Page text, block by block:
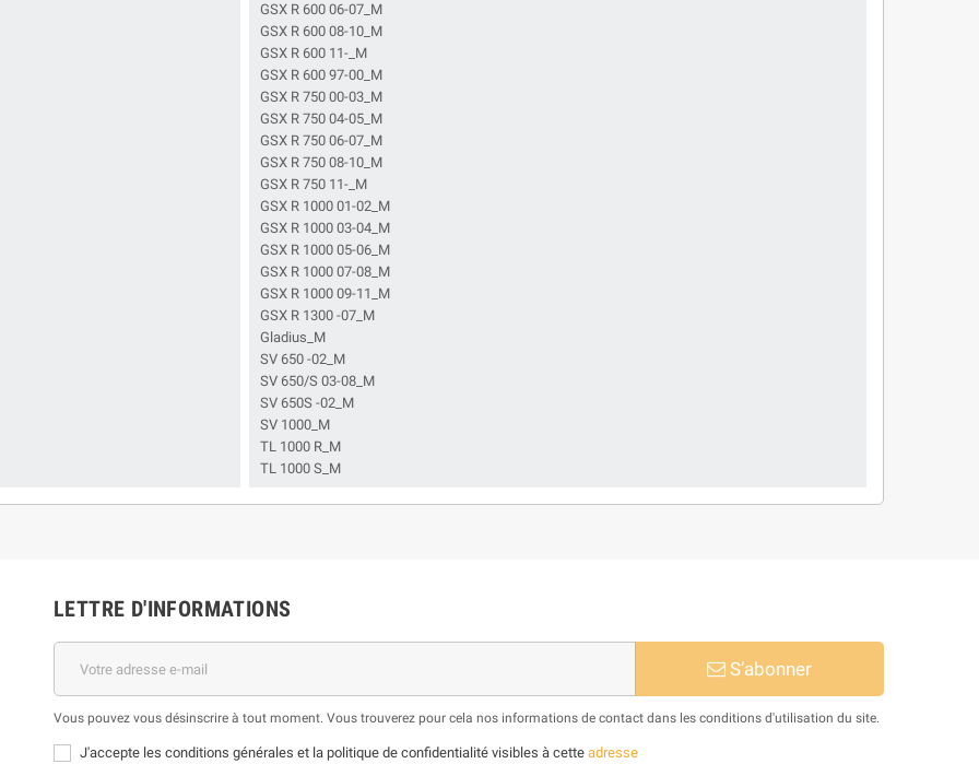
GSX R 600 06-07_M
GSX R 600 08-10_M
GSX R 600 11-_M
GSX R 600 97-00_M
GSX R 750 00-03_M
GSX R 750 04-05_M
GSX R 750 06-07_M
GSX R 750 08-10_M
GSX R 750 11-_M
GSX R 1000 01-02_M
GSX R 1000 03-04_M
GSX R 1000 05-06_M
GSX R 1000 07-08_M
GSX R 1000 09-11_M
GSX R 1300 -07_M
Gladius_M
SV 650 -02_M
SV 650/S 03-08_M
SV 650S -02_M
SV 1000_M
TL 1000 R_M
TL 1000 S_M
LETTRE D'INFORMATIONS
S’abonner
Vous pouvez vous désinscrire à tout moment. Vous trouverez pour cela nos informations de contact dans les conditions d'utilisation du site.
J'accepte les conditions générales et la politique de confidentialité visibles à cette adresse